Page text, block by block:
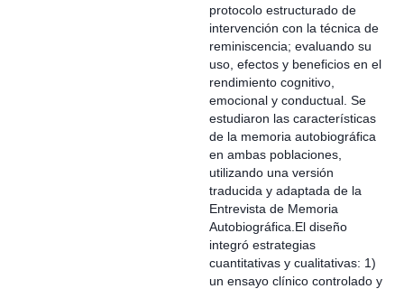
protocolo estructurado de
intervención con la técnica de
reminiscencia; evaluando su
uso, efectos y beneficios en el
rendimiento cognitivo,
emocional y conductual. Se
estudiaron las características
de la memoria autobiográfica
en ambas poblaciones,
utilizando una versión
traducida y adaptada de la
Entrevista de Memoria
Autobiográfica.El diseño
integró estrategias
cuantitativas y cualitativas: 1)
un ensayo clínico controlado y